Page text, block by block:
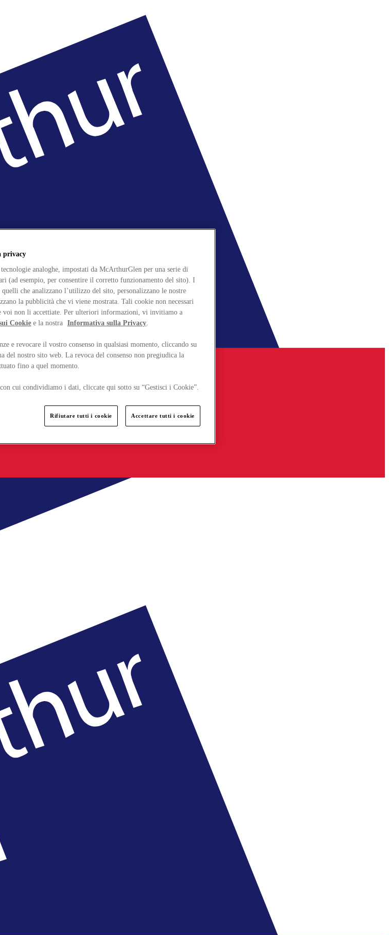
privacy
analoghe, impostati da McArthurGlen per una serie di
(ad esempio, per consentire il corretto funzionamento del sito). I
che analizzano l’utilizzo del sito, personalizzano le nostre
la pubblicità che vi viene mostrata. Tali cookie non necessari
voi non li accettiate. Per ulteriori informazioni, vi invitiamo a
Cookie e la nostra Informativa sulla Privacy.
e revocare il vostro consenso in qualsiasi momento, cliccando su
del nostro sito web. La revoca del consenso non pregiudica la
fino a quel momento.
cui condividiamo i dati, cliccate qui sotto su “Gestisci i Cookie”.
Rifiutare tutti i cookie Accettare tutti i cookie